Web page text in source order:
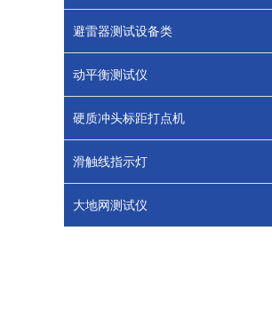
避雷器测试设备类
动平衡测试仪
硬质冲头标距打点机
滑触线指示灯
大地网测试仪